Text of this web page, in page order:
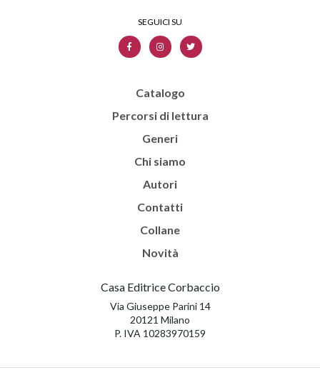
Catalogo
Percorsi di lettura
Generi
Chi siamo
Autori
Contatti
Collane
Novità
Casa Editrice Corbaccio
Via Giuseppe Parini 14
20121 Milano
P. IVA 10283970159